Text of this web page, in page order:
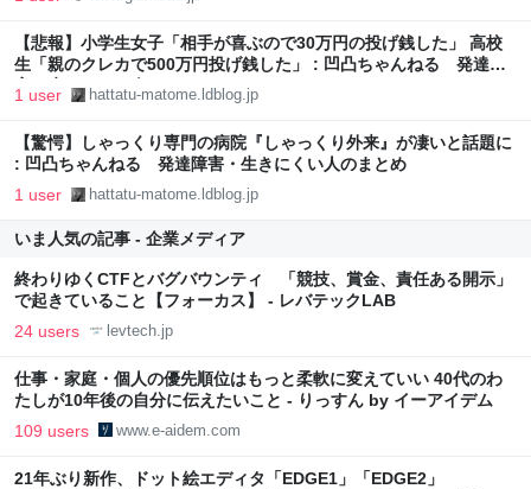
【悲報】小学生女子「相手が喜ぶので30万円の投げ銭した」 高校
生「親のクレカで500万円投げ銭した」 : 凹凸ちゃんねる 発達障
害・生きにくい人のまとめ
1 user hattatu-matome.ldblog.jp
【驚愕】しゃっくり専門の病院『しゃっくり外来』が凄いと話題に
: 凹凸ちゃんねる 発達障害・生きにくい人のまとめ
1 user hattatu-matome.ldblog.jp
いま人気の記事 - 企業メディア
終わりゆくCTFとバグバウンティ 「競技、賞金、責任ある開示」
で起きていること【フォーカス】 - レバテックLAB
24 users levtech.jp
仕事・家庭・個人の優先順位はもっと柔軟に変えていい 40代のわ
たしが10年後の自分に伝えたいこと - りっすん by イーアイデム
109 users www.e-aidem.com
21年ぶり新作、ドット絵エディタ「EDGE1」「EDGE2」